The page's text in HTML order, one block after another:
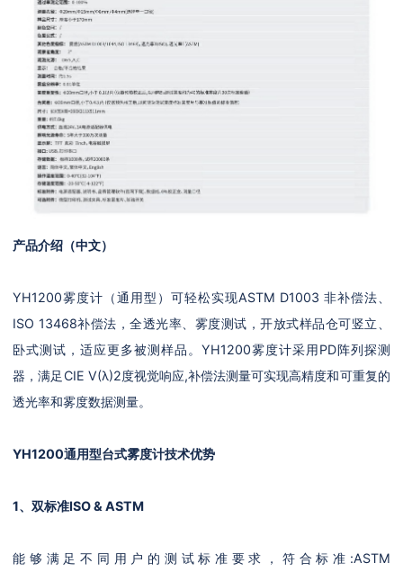
产品介绍（中文）
YH1200雾度计（通用型）可轻松实现ASTM D1003 非补偿法、
ISO 13468补偿法，全透光率、雾度测试，开放式样品仓可竖立、
卧式测试，适应更多被测样品。YH1200雾度计采用PD阵列探测
器，满足CIE V(λ)2度视觉响应,补偿法测量可实现高精度和可重复的
透光率和雾度数据测量。
YH1200通用型台式雾度计技术优势
1、双标准ISO & ASTM
能够满足不同用户的测试标准要求，符合标准:ASTM